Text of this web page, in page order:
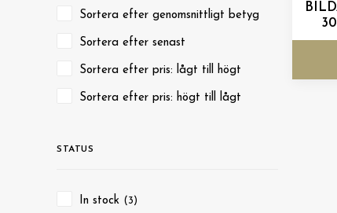
Sortera efter genomsnittligt betyg
Sortera efter senast
Sortera efter pris: lågt till högt
Sortera efter pris: högt till lågt
STATUS
In stock (3)